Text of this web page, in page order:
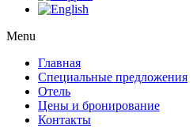
Menu
Главная
Cпециальные предложения
Отель
Цены и бронирование
Контакты